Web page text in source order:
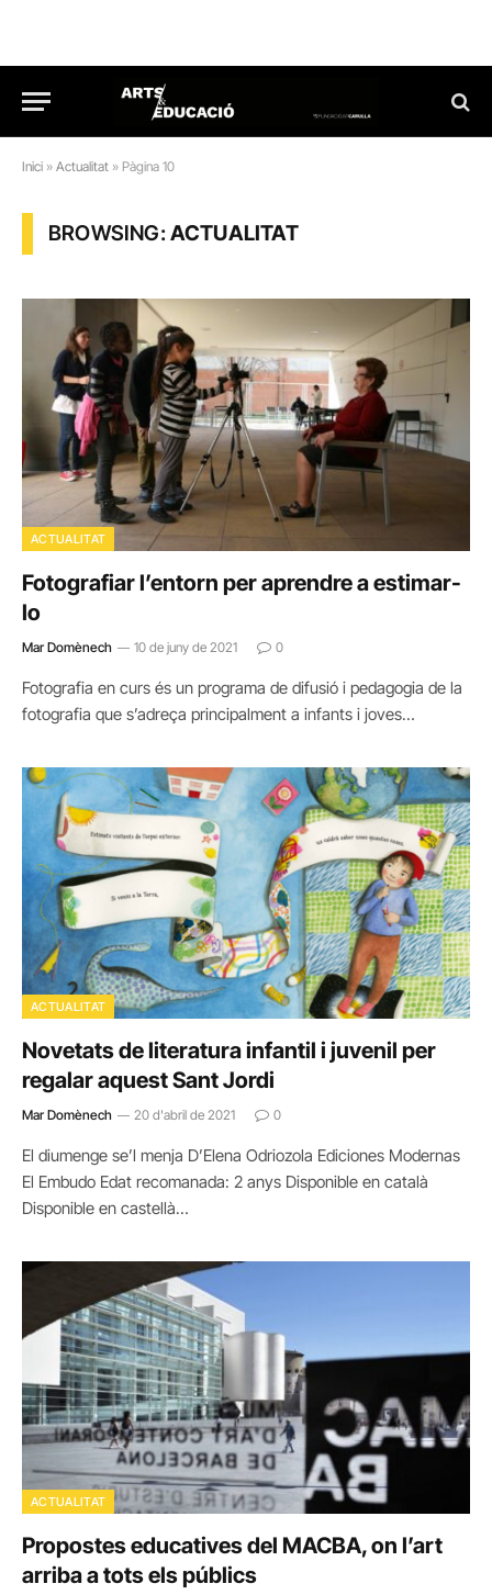
Inici » Actualitat » Pàgina 10
BROWSING:ACTUALITAT
ACTUALITAT
Fotografiar l’entorn per aprendre a estimar-
lo
Mar Domènech 10 de juny de 2021 0
Fotografia en curs és un programa de difusió i pedagogia de la
fotografia que s’adreça principalment a infants i joves…
ACTUALITAT
Novetats de literatura infantil i juvenil per
regalar aquest Sant Jordi
Mar Domènech 20 d'abril de 2021 0
El diumenge se’l menja D’Elena Odriozola Ediciones Modernas
El Embudo Edat recomanada: 2 anys Disponible en català
Disponible en castellà…
ACTUALITAT
Propostes educatives del MACBA, on l’art
arriba a tots els públics